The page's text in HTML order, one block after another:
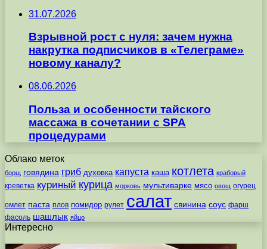
31.07.2026
Взрывной рост с нуля: зачем нужна
накрутка подписчиков в «Телеграме»
новому каналу?
08.06.2026
Польза и особенности тайского
массажа в сочетании с SPA
процедурами
Облако меток
борщ говядина гриб духовка капуста каша котлета крабовый
креветка куриный курица морковь мультиварке мясо овощ огурец
омлет паста плов помидор рулет салат свинина соус фарш
фасоль шашлык яйцо
Интересно